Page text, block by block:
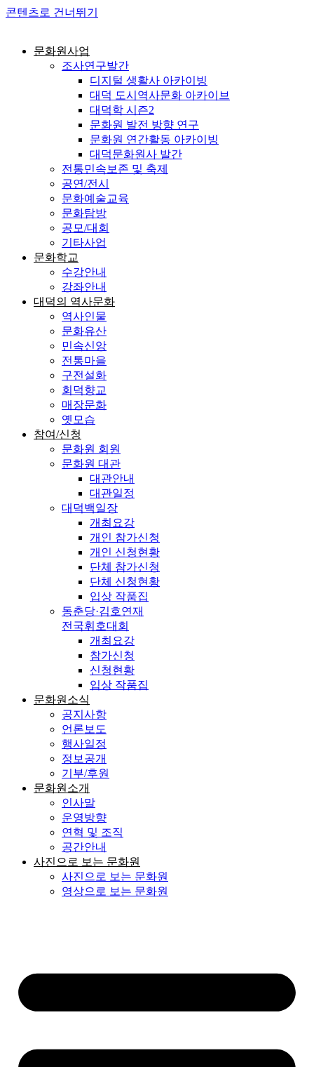
콘텐츠로 건너뛰기
문화원사업
조사연구발간
디지털 생활사 아카이빙
대덕 도시역사문화 아카이브
대덕학 시즌2
문화원 발전 방향 연구
문화원 연간활동 아카이빙
대덕문화원사 발간
전통민속보존 및 축제
공연/전시
문화예술교육
문화탐방
공모/대회
기타사업
문화학교
수강안내
강좌안내
대덕의 역사문화
역사인물
문화유산
민속신앙
전통마을
구전설화
회덕향교
매장문화
옛모습
참여/신청
문화원 회원
문화원 대관
대관안내
대관일정
대덕백일장
개최요강
개인 참가신청
개인 신청현황
단체 참가신청
단체 신청현황
입상 작품집
동춘당·김호연재
전국휘호대회
개최요강
참가신청
신청현황
입상 작품집
문화원소식
공지사항
언론보도
행사일정
정보공개
기부/후원
문화원소개
인사말
운영방향
연혁 및 조직
공간안내
사진으로 보는 문화원
사진으로 보는 문화원
영상으로 보는 문화원